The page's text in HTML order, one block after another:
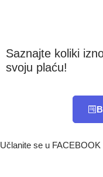
Saznajte koliki
svoju plaću!
Učlanite se u FACEBOOK